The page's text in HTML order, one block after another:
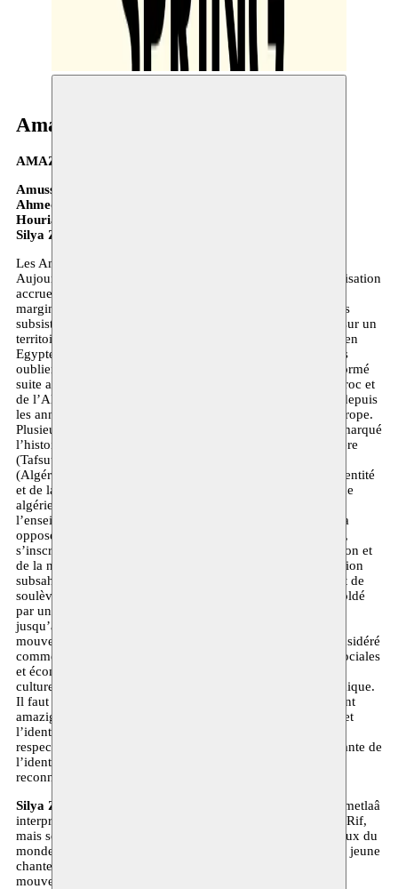
Amazigh Spring
AMAZIGH SPRING
Amussu - fim 16:00
Ahmed Aassid – lecture 18:30
Houria Aïchi – concert 20:00
Silya Ziani & Imetlaâ – concert 21:00
Les Amazighs sont le peuple originel de l’Afrique du Nord.
Aujourd’hui, et malgré les colonisations successives, l’arabisation
accrue au Maghreb et des politiques de négation et de
marginalisation de leur identité, des communautés amazighs
subsistent et résistent à l’effacement. Elles sont éparpillées sur un
territoire qui s’étendrait des Iles Canaries à l’Oasis de Siwa en
Egypte, jusqu’aux confins de l’Afrique Subsaharienne, sans
oublier bien sûr une grande diaspora en Europe, qui s’est formé
suite aux flux migratoires provenant essentiellement du Maroc et
de l’Algérie. Un mouvement culturel amazigh a vu le jour depuis
les années 60 en Afrique du Nord et dans la diaspora en Europe.
Plusieurs soulèvements contre les pouvoirs dominants ont marqué
l’histoire récente des régions amazighs. Le Printemps Berbère
(Tafsut Imazighen) fait référence au soulèvement Kabyle
(Algérie) en avril 1980, réclamant la reconnaissance de l’identité
et de la langue amazighe, et résistant la politique linguistique
algérienne d’arabisation massive de l’administration et de
l’enseignement. La rébellion touarègue de 1990-1996, qui a
opposé les rebelles aux gouvernements du Mali et du Niger,
s’inscrit aussi dans cette logique du rejet de la marginalisation et
de la non-reconnaissance ; après la décolonisation de la région
subsaharienne. Au Maroc le Hirak du Rif, ou le mouvement de
soulèvement populaire, déclenché en octobre 2016, a été soldé
par une répression sans merci. Des peines de prisons allant
jusqu’à 20 ans ont étés prononcées contre les membres du
mouvement. Si le facteur identitaire et culturel peut être considéré
comme le déclencheur de ces révoltes, les revendications sociales
et économiques sont aussi décisives ; car la marginalisation
culturelle va souvent de soi avec la marginalisation économique.
Il faut reconnaitre que ces dernières décennies le mouvement
amazigh a réalisé des avancés importantes. Ainsi la langue et
l’identité amazighes sont reconnues au Maroc et en Algérie,
respectivement comme langue officielle et comme composante de
l’identité nationale. Mais le chemin à parcourir vers une
reconnaissance et égalité réelle et effective reste long.
Silya Ziani & Imetlaâ - concert
L’ensemble cosmopolite Imetlaâ
interprète le répertoire amazigh traditionnel de la région du Rif,
mais se laisse inspirer par des sonorités et des styles musicaux du
monde entier. Pour ce concert, ils partagent la scène avec la jeune
chanteuse Silya Ziani, une activiste de premier plan du
mouvement Hirak de Al Hoceima.